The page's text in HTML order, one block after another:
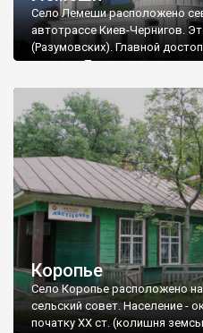
Село Лемеши расположено
автотрассе Киев-Чернигов.
(Разумовских). Главной
является Трехсвятительская
Архитектор, который
неизвестен (по
Карлин, или Григорович-
окружающей местностью, и
Коропье
Село Коропье расположено
сельский совет. Население -
початку ХХ ст. (колишня